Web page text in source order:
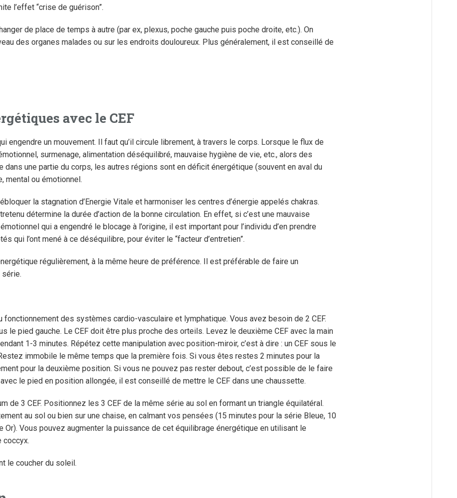
l’effet “crise de guérison”.
de place de temps à autre (par ex, plexus, poche gauche puis poche droite, etc.). On
des organes malades ou sur les endroits douloureux. Plus généralement, il est conseillé de
avec le CEF
engendre un mouvement. Il faut qu’il circule librement, à travers le corps. Lorsque le flux de
surmenage, alimentation déséquilibré, mauvaise hygiène de vie, etc., alors des
dans une partie du corps, les autres régions sont en déficit énergétique (souvent en aval du
mental ou émotionnel.
la stagnation d’Energie Vitale et harmoniser les centres d’énergie appelés chakras.
détermine la durée d’action de la bonne circulation. En effet, si c’est une mauvaise
qui a engendré le blocage à l’origine, il est important pour l’individu d’en prendre
qui l’ont mené à ce déséquilibre, pour éviter le “facteur d’entretien”.
régulièrement, à la même heure de préférence. Il est préférable de faire un
série.
des systèmes cardio-vasculaire et lymphatique. Vous avez besoin de 2 CEF.
le pied gauche. Le CEF doit être plus proche des orteils. Levez le deuxième CEF avec la main
1-3 minutes. Répétez cette manipulation avec position-miroir, c’est à dire : un CEF sous le
immobile le même temps que la première fois. Si vous êtes restes 2 minutes pour la
pour la deuxième position. Si vous ne pouvez pas rester debout, c’est possible de le faire
le pied en position allongée, il est conseillé de mettre le CEF dans une chaussette.
de 3 CEF. Positionnez les 3 CEF de la même série au sol en formant un triangle équilatéral.
au sol ou bien sur une chaise, en calmant vos pensées (15 minutes pour la série Bleue, 10
Vous pouvez augmenter la puissance de cet équilibrage énergétique en utilisant le
coccyx.
le coucher du soleil.